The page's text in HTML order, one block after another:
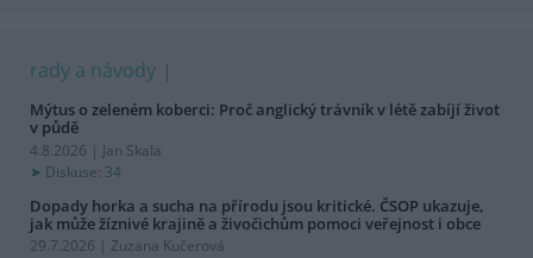
rady a návody
Mýtus o zeleném koberci: Proč anglický trávník v létě zabíjí život
v půdě
4.8.2026 | Jan Skala
Diskuse: 34
Dopady horka a sucha na přírodu jsou kritické. ČSOP ukazuje,
jak může žíznivé krajině a živočichům pomoci veřejnost i obce
29.7.2026 | Zuzana Kučerová